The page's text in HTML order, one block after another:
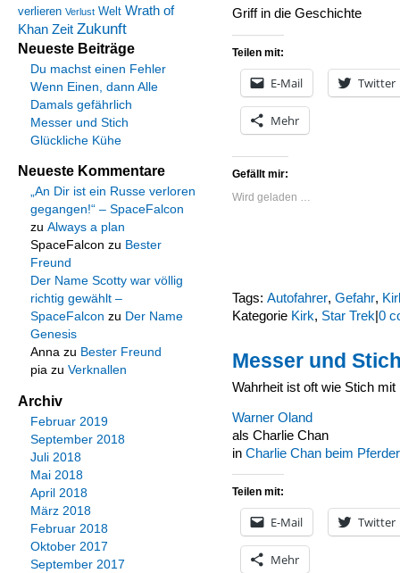
Griff in die Geschichte
Teilen mit:
E-Mail Twitter
Mehr
Gefällt mir:
Wird geladen …
Tags: Autofahrer, Gefahr,
Kategorie Kirk, Star Trek|0
Messer und
Wahrheit ist oft wie Stich
Warner Oland
als Charlie Chan
in Charlie Chan beim
Teilen mit:
E-Mail Twitter
Mehr
verlieren Verlust Welt Wrath of
Khan Zeit Zukunft
Neueste Beiträge
Du machst einen Fehler
Wenn Einen, dann Alle
Damals gefährlich
Messer und Stich
Glückliche Kühe
Neueste Kommentare
„An Dir ist ein Russe verloren
gegangen!“ – SpaceFalcon
zu Always a plan
SpaceFalcon zu Bester
Freund
Der Name Scotty war völlig
richtig gewählt –
SpaceFalcon zu Der Name
Genesis
Annazu Bester Freund
piazu Verknallen
Archiv
Februar 2019
September 2018
Juli 2018
Mai 2018
April 2018
März 2018
Februar 2018
Oktober 2017
September 2017